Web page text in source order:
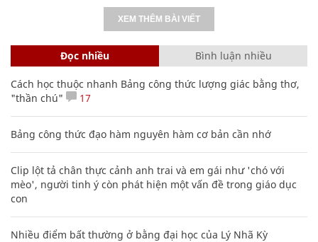
XEM THÊM BÀI VIẾT
Đọc nhiều Bình luận nhiều
Cách học thuộc nhanh Bảng công thức lượng giác bằng thơ,
"thần chú"
17
Bảng công thức đạo hàm nguyên hàm cơ bản cần nhớ
Clip lột tả chân thực cảnh anh trai và em gái như 'chó với
mèo', người tinh ý còn phát hiện một vấn đề trong giáo dục
con
Nhiều điểm bất thường ở bằng đại học của Lý Nhã Kỳ